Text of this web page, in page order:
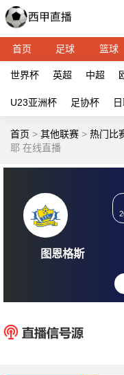
首页 足球 篮球
世界杯 英超 中超
U23亚洲杯 足协杯
首页 > 其他联赛 > 热门比
耶 在线直播